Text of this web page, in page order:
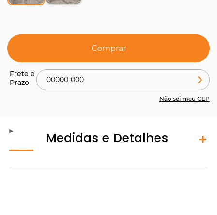
Comprar
Não sei meu CEP
Medidas e Detalhes